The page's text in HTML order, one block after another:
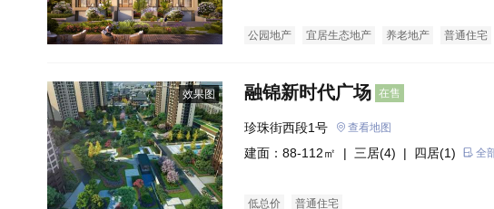
公园地产 宜居生态地产 养老地产 普通住宅
效果图 融锦新时代广场 在售
珍珠街西段1号 查看地图
建面：88-112㎡ | 三居(4) | 四居(1) 全
低总价 普通住宅